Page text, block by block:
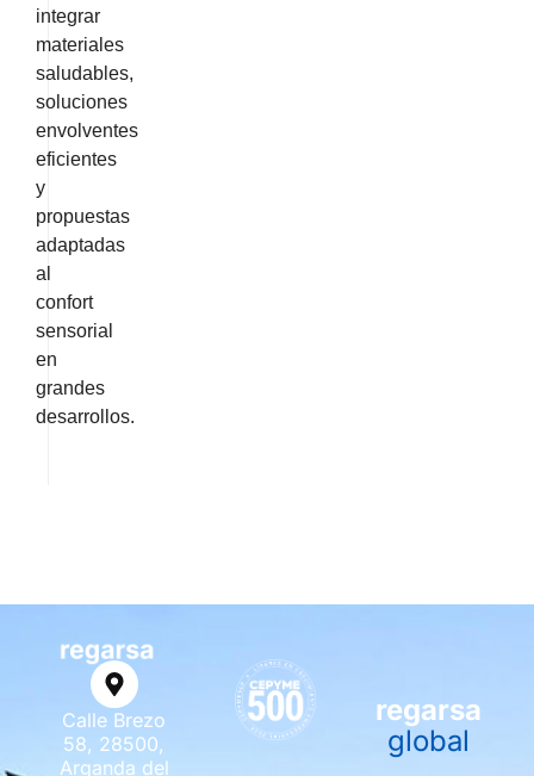
integrar
materiales
saludables,
soluciones
envolventes
eficientes
y
propuestas
adaptadas
al
confort
sensorial
en
grandes
desarrollos.
Calle Brezo
58, 28500,
Arganda del
regarsa
global